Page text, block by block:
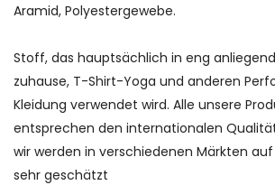
Aramid, Polyestergewebe.
Stoff, das hauptsächlich in eng
zuhause, T-Shirt-Yoga und anderen
Kleidung verwendet wird. Alle unsere
entsprechen den internationalen
wir werden in verschiedenen Märkten
sehr geschätzt